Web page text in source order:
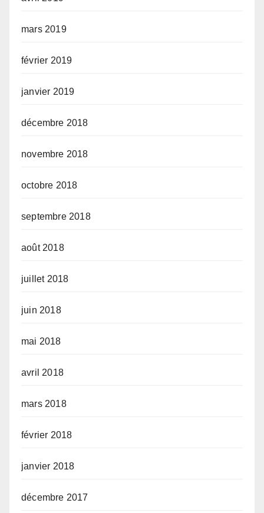
mars 2019
février 2019
janvier 2019
décembre 2018
novembre 2018
octobre 2018
septembre 2018
août 2018
juillet 2018
juin 2018
mai 2018
avril 2018
mars 2018
février 2018
janvier 2018
décembre 2017